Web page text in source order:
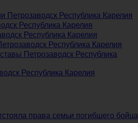
Петрозаводск Республика Карелия
Республика Карелия
Республика Карелия
Республика Карелия
Петрозаводск Республика
Республика Карелия
права семьи погибшего бойца